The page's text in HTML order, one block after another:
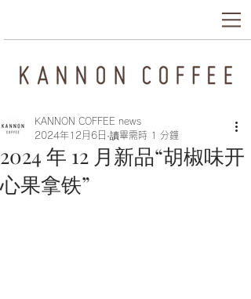
2024 年 12 月新品“胡椒味开
心果拿铁”
KANNON COFFEE news
2024年12月6日 讀畢需時 1 分鐘